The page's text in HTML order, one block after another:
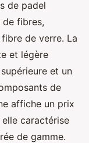
de padel
de fibres,
de verre. La
et légère
et un
de
affiche un prix
caractérise
de gamme.